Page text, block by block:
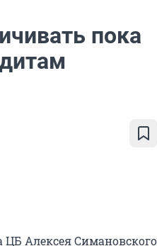
пока
Алексея Симановского